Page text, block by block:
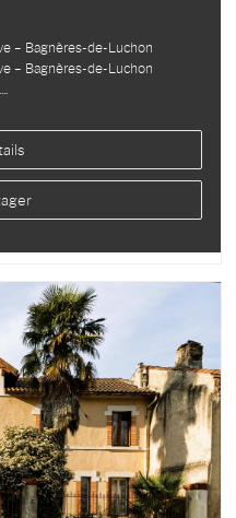
– Bagnères-de-Luchon
– Bagnères-de-Luchon